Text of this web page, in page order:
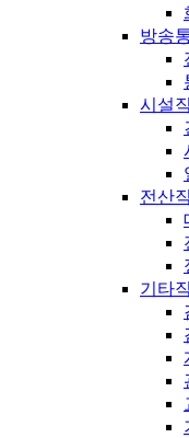
방송
시설
전산
기타